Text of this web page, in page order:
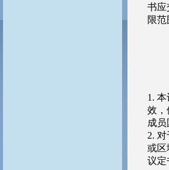
书应
限
1.
效，
成
2.
或区
议定